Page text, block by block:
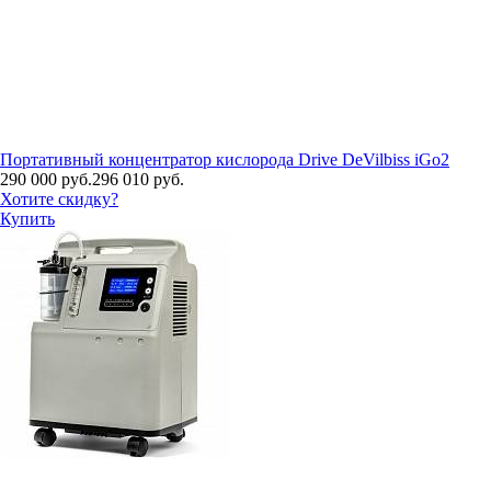
Портативный концентратор кислорода Drive DeVilbiss iGo2
290 000 руб.296 010 руб.
Хотите скидку?
Купить